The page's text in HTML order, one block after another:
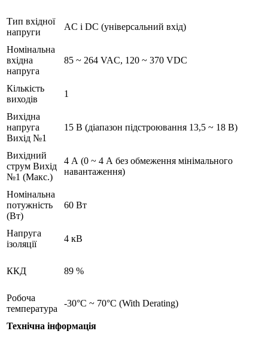
Тип вхідної
напруги
AC і DC (універсальний вхід)
Номінальна
вхідна
напруга
85 ~ 264 VAC, 120 ~ 370 VDC
Кількість
виходів
1
Вихідна
напруга
Вихід №1
15 В (діапазон підстроювання 13,5 ~ 18 В)
Вихідний
струм Вихід
№1 (Макс.)
4 А (0 ~ 4 А без обмеження мінімального
навантаження)
Номінальна
потужність
(Вт)
60 Вт
Напруга
ізоляції
4 кВ
ККД 89 %
Робоча
температура
-30°C ~ 70°C (With Derating)
Технічна інформація